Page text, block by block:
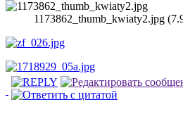
1173862_thumb_kwiaty2.jpg